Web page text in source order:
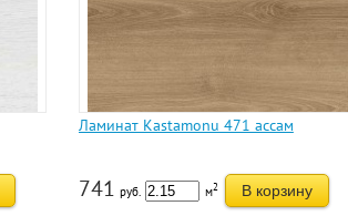
Ламинат Kastamonu 471 ассам
741 руб. м2 В корзину